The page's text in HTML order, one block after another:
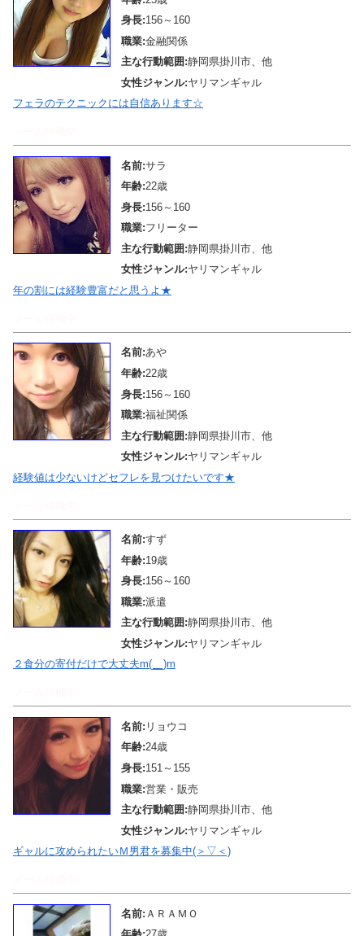
身長:156～160
職業:金融関係
主な行動範囲:静岡県掛川市、他
女性ジャンル:ヤリマンギャル
フェラのテクニックには自信あります☆
名前:サラ
年齢:22歳
身長:156～160
職業:フリーター
主な行動範囲:静岡県掛川市、他
女性ジャンル:ヤリマンギャル
年の割には経験豊富だと思うよ★
名前:あや
年齢:22歳
身長:156～160
職業:福祉関係
主な行動範囲:静岡県掛川市、他
女性ジャンル:ヤリマンギャル
経験値は少ないけどセフレを見つけたいです★
名前:すず
年齢:19歳
身長:156～160
職業:派遣
主な行動範囲:静岡県掛川市、他
女性ジャンル:ヤリマンギャル
２食分の寄付だけで大丈夫m(__)m
名前: リョウコ
年齢:24歳
身長:151～155
職業:営業・販売
主な行動範囲:静岡県掛川市、他
女性ジャンル:ヤリマンギャル
ギャルに攻められたいＭ男君を募集中(＞▽＜)
名前: ＡＲＡＭＯ